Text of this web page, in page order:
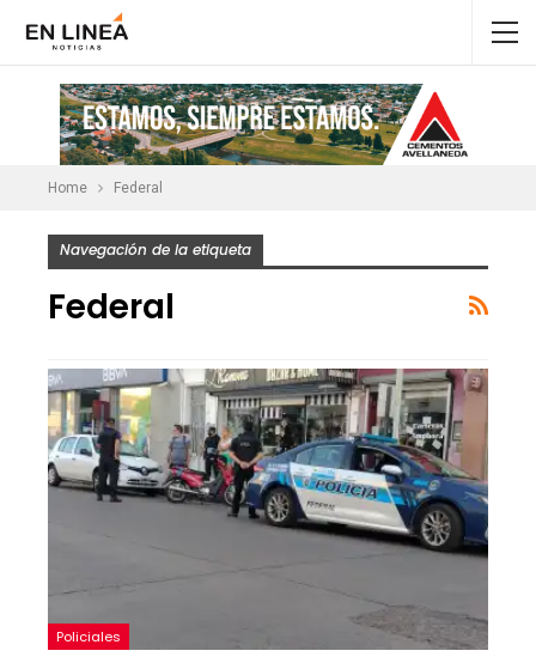
Home Federal
Navegación de la etiqueta
Federal
Policiales